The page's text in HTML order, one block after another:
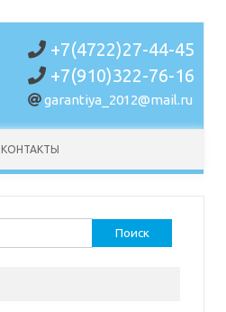
+7(4722)27-44-45
+7(910)322-76-16
garantiya_2012@mail.ru
КОНТАКТЫ